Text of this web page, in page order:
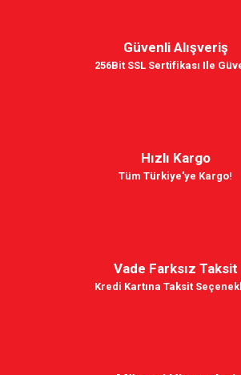
Güvenli Alışveriş
256Bit SSL Sertifikası Ile
Hızlı Kargo
Tüm Türkiye'ye Kargo!
Vade Farksız Taksit
Kredi Kartına Taksit